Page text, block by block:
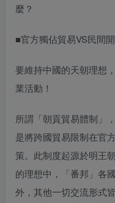
麼？
■官方獨佔貿易VS民間
要維持中國的天朝理想
業活動！
所謂「朝貢貿易體制」
是將跨國貿易限制在官
策。此制度起源於明王
的理想中，「番邦」各
外，其他一切交流形式